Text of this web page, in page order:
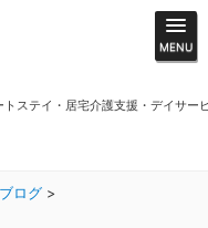
ステイ・居宅介護支援・デイサー
ログ>